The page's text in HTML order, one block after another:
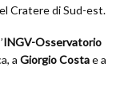
Cratere di Sud-est.
INGV-Osservatorio
a Giorgio Costae a